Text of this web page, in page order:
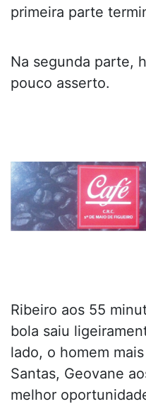
primeira parte
Na segunda parte,
pouco asserto.
Ribeiro aos 55
bola saiu
lado, o homem
Santas, Geovane
melhor